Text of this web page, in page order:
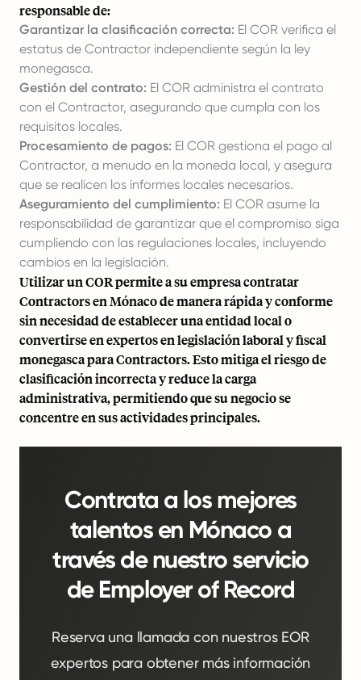
responsable de:
Garantizar la clasificación correcta: El COR verifica el
estatus de Contractor independiente según la ley
monegasca.
Gestión del contrato: El COR administra el contrato
con el Contractor, asegurando que cumpla con los
requisitos locales.
Procesamiento de pagos: El COR gestiona el pago al
Contractor, a menudo en la moneda local, y asegura
que se realicen los informes locales necesarios.
Aseguramiento del cumplimiento: El COR asume la
responsabilidad de garantizar que el compromiso siga
cumpliendo con las regulaciones locales, incluyendo
cambios en la legislación.
Utilizar un COR permite a su empresa contratar
Contractors en Mónaco de manera rápida y conforme
sin necesidad de establecer una entidad local o
convertirse en expertos en legislación laboral y fiscal
monegasca para Contractors. Esto mitiga el riesgo de
clasificación incorrecta y reduce la carga
administrativa, permitiendo que su negocio se
concentre en sus actividades principales.
Contrata a los mejores
talentos en Mónaco a
través de nuestro servicio
de Employer of Record
Reserva una llamada con nuestros EOR
expertos para obtener más información